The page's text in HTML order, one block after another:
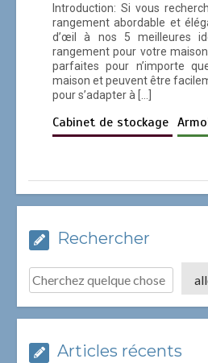
Introduction: Si vous
rangement abordable et
d’œil à nos 5 meilleures
rangement pour votre
parfaites pour n’importe
maison et peuvent être
pour s’adapter à […]
Cabinet de stockage
Rechercher
Articles récents